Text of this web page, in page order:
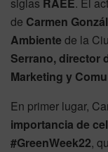
siglas RAEE. El
de Carmen
Ambiente de la
Serrano, director
Marketing y
En primer lugar,
importancia de
#GreenWeek22,